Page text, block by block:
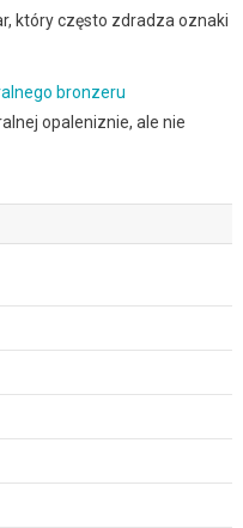
który często zdradza oznaki
bronzeru
opaleniznie, ale nie